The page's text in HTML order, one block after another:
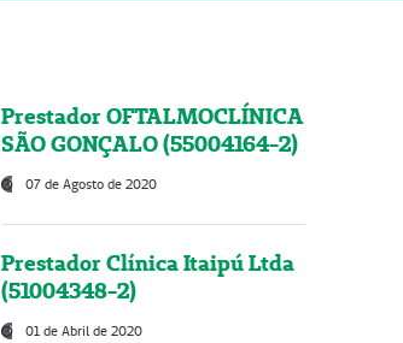
Prestador OFTALMOCLÍNICA
SÃO GONÇALO (55004164-2)
07 de Agosto de 2020
Prestador Clínica Itaipú Ltda
(51004348-2)
01 de Abril de 2020